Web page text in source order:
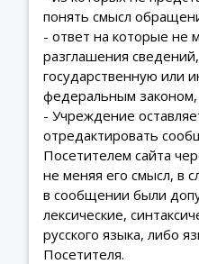
понять смысл
- ответ на которые не
разглашения
государственную или
федеральным законом,
- Учреждение
отредактировать
Посетителем сайта
не меняя его смысл, в
в сообщении были
лексические,
русского языка, либо
Посетителя.